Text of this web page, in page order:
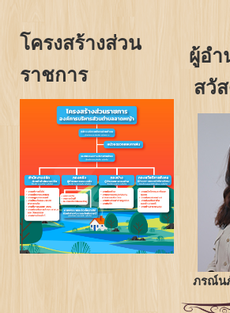
โครงสร้างส่วน
ราชการ
ผู้อำ
สวั
ภรณ์น